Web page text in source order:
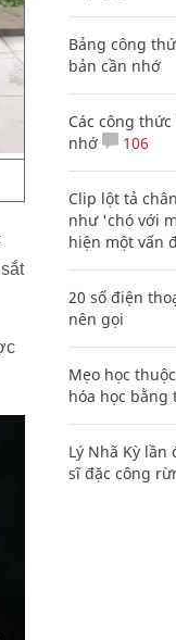
Bảng công
bản cần nhớ
Các công
nhớ
106
Clip lột tả
như 'chó với
hiện một vấn
20 số điện
nên gọi
Mẹo học
hóa học bằng
Lý Nhã Kỳ
sĩ đặc công